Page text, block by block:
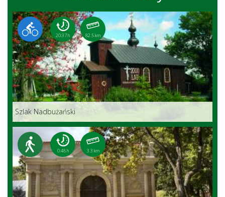
20:37 h 82.5 km
Szlak Nadbużański
0:48 h 3.3 km